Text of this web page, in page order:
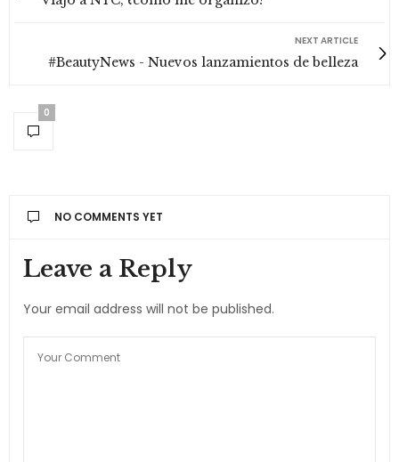
NEXT ARTICLE
#BeautyNews - Nuevos lanzamientos de belleza
0
NO COMMENTS YET
Leave a Reply
Your email address will not be published.